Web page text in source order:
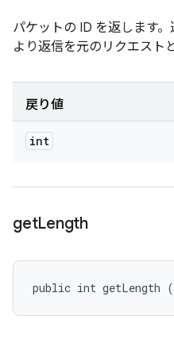
パケットの ID を返します
より返信を元のリクエスト
戻り値
int
getLength
public int getLength